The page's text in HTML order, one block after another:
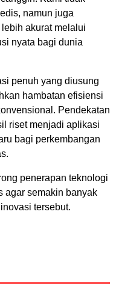
namun juga
akurat melalui
nyata bagi dunia
penuh yang diusung
hambatan efisiensi
Pendekatan
riset menjadi aplikasi
bagi perkembangan
penerapan teknologi
agar semakin banyak
tersebut.